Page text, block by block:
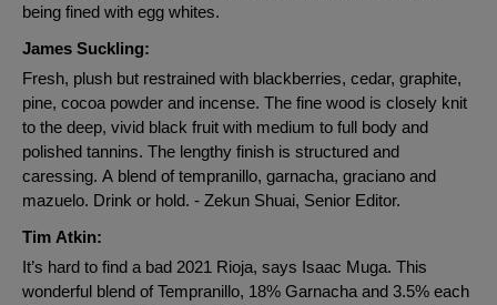
being fined with egg whites.
James Suckling:
Fresh, plush but restrained with blackberries, cedar, graphite,
pine, cocoa powder and incense. The fine wood is closely knit
to the deep, vivid black fruit with medium to full body and
polished tannins. The lengthy finish is structured and
caressing. A blend of tempranillo, garnacha, graciano and
mazuelo. Drink or hold. - Zekun Shuai, Senior Editor.
Tim Atkin:
It’s hard to find a bad 2021 Rioja, says Isaac Muga. This
wonderful blend of Tempranillo, 18% Garnacha and 3.5% each